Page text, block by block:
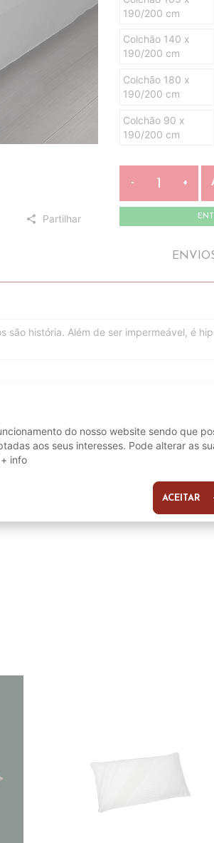
share Partilhar
190/200 cm
Colchão 140 x
190/200 cm
Colchão 180 x
190/200 cm
Colchão 90 x
190/200 cm
- +
são história. Além de ser impermeável, é
8420687072657
do nosso website sendo que
aos seus interesses. Pode alterar as
+ info
ACEITAR